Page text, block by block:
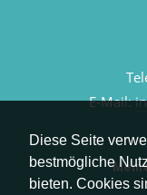
Diese Seite
bestmögliche
bieten. Cookies
E-Mail: